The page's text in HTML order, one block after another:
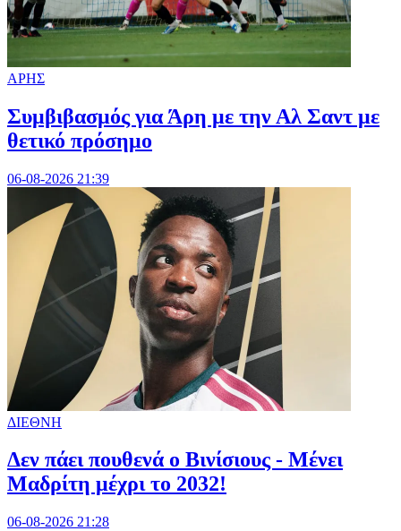
ΑΡΗΣ
Συμβιβασμός για Άρη με την Αλ Σαντ με
θετικό πρόσημο
06-08-2026 21:39
ΔΙΕΘΝΗ
Δεν πάει πουθενά ο Βινίσιους - Μένει
Μαδρίτη μέχρι το 2032!
06-08-2026 21:28